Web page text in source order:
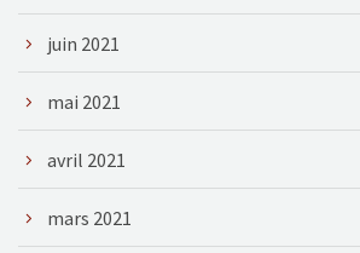
juin 2021
mai 2021
avril 2021
mars 2021